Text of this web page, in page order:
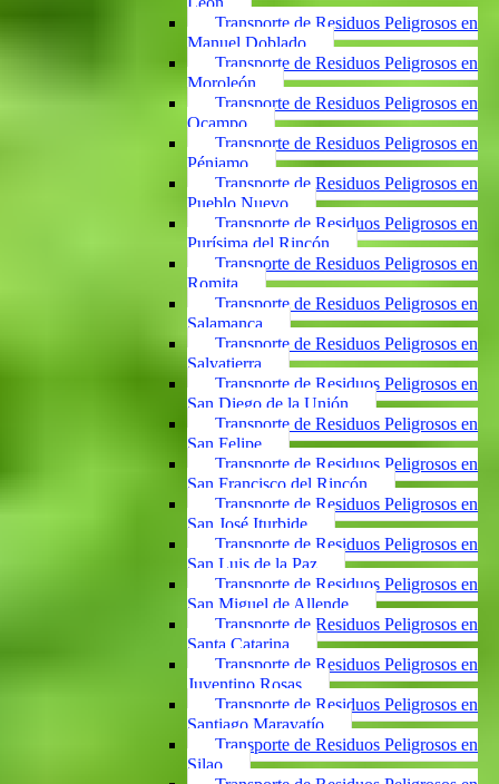
Transporte de Residuos Peligrosos en
Manuel Doblado
Transporte de Residuos Peligrosos en
Moroleón
Transporte de Residuos Peligrosos en
Ocampo
Transporte de Residuos Peligrosos en
Pénjamo
Transporte de Residuos Peligrosos en
Pueblo Nuevo
Transporte de Residuos Peligrosos en
Purísima del Rincón
Transporte de Residuos Peligrosos en
Romita
Transporte de Residuos Peligrosos en
Salamanca
Transporte de Residuos Peligrosos en
Salvatierra
Transporte de Residuos Peligrosos en
San Diego de la Unión
Transporte de Residuos Peligrosos en
San Felipe
Transporte de Residuos Peligrosos en
San Francisco del Rincón
Transporte de Residuos Peligrosos en
San José Iturbide
Transporte de Residuos Peligrosos en
San Luis de la Paz
Transporte de Residuos Peligrosos en
San Miguel de Allende
Transporte de Residuos Peligrosos en
Santa Catarina
Transporte de Residuos Peligrosos en
Juventino Rosas
Transporte de Residuos Peligrosos en
Santiago Maravatío
Transporte de Residuos Peligrosos en
Silao